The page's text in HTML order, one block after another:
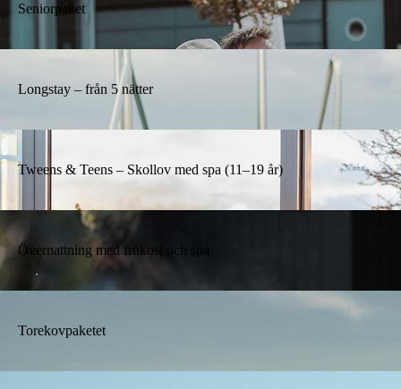
Seniorpaket
Longstay – från 5 nätter
Tweens & Teens – Skollov med spa (11–19 år)
Övernattning med frukost och spa
Torekovpaketet